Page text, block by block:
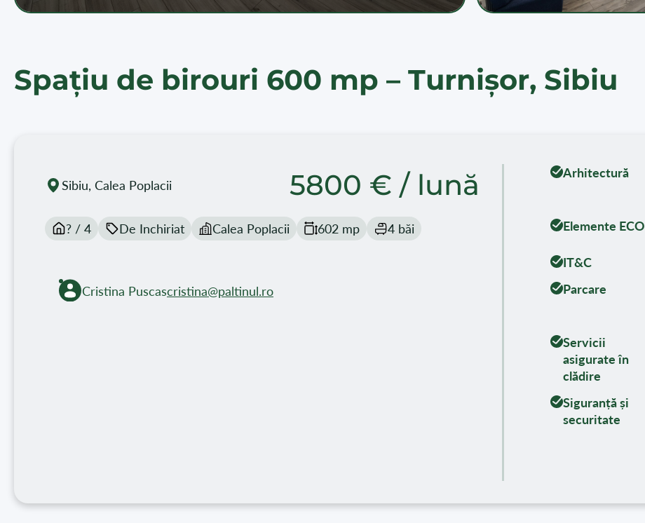
Spațiu de birouri 600 mp – Turnișor, Sibiu
Sibiu, Calea Poplacii 5800 € / lună
? / 4 De Inchiriat Calea Poplacii 602 mp 4 băi
Cristina Puscascristina@paltinul.ro
Arhitectură
Elemente ECO
IT&C
Parcare
Servicii
asigurate în
clădire
Siguranță și
securitate